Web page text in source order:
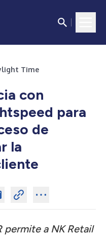
Time
con
para
de
la
permite a NK Retail